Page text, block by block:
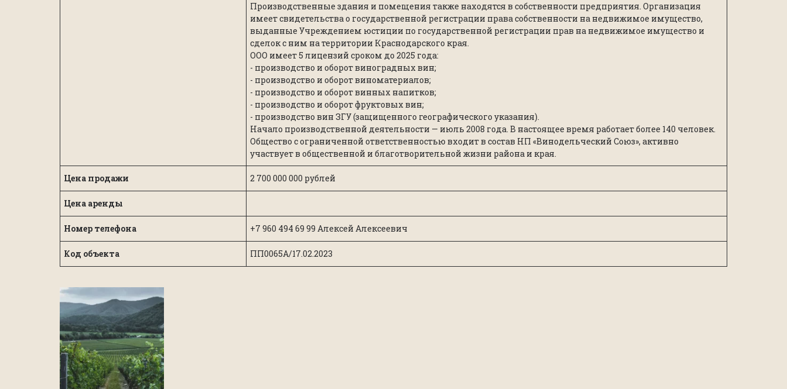
Производственные здания и помещения также находятся в собственности предприятия. Организация
имеет свидетельства о государственной регистрации права собственности на недвижимое имущество,
выданные Учреждением юстиции по государственной регистрации прав на недвижимое имущество и
сделок с ним на территории Краснодарского края.
OOO имеет 5 лицензий сроком до 2025 года:
- производство и оборот виноградных вин;
- производство и оборот виноматериалов;
- производство и оборот винных напитков;
- производство и оборот фруктовых вин;
- производство вин ЗГУ (защищенного географического указания).
Начало производственной деятельности — июль 2008 года. В настоящее время работает более 140 человек.
Общество с ограниченной ответственностью входит в состав НП «Винодельческий Союз», активно
участвует в общественной и благотворительной жизни района и края.
Цена продажи 2 700 000 000 рублей
Цена аренды
Номер телефона +7 960 494 69 99 Алексей Алексеевич
Код объекта ПП0065А/17.02.2023